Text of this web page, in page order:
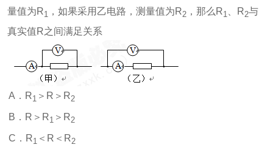
量值为R1 ，如果采用乙电路，测量值为R2 ，那么R1 、R2与
真实值R之间满足关系
A．R1 ＞R＞R2
B．R＞R1 ＞R2
C．R1 ＜R＜R2